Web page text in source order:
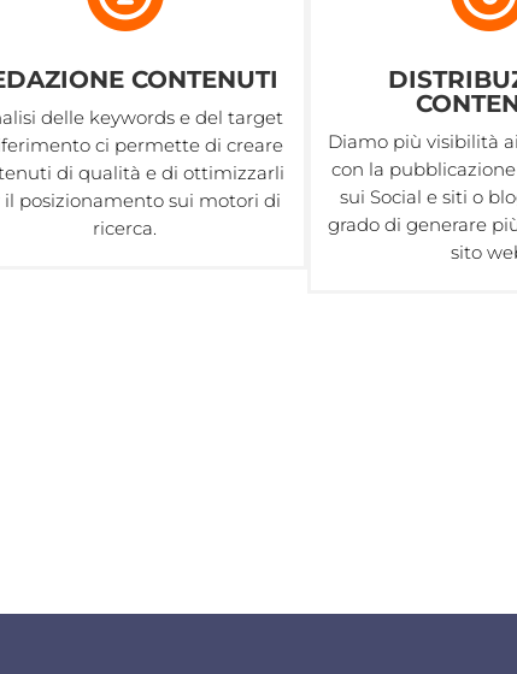
CONTENUTI
delle keywords e del target
ci permette di creare
di qualità e di ottimizzarli
il posizionamento sui motori di
ricerca.
Diamo più visibilità
con la
sui Social e siti o
grado di generare
sito